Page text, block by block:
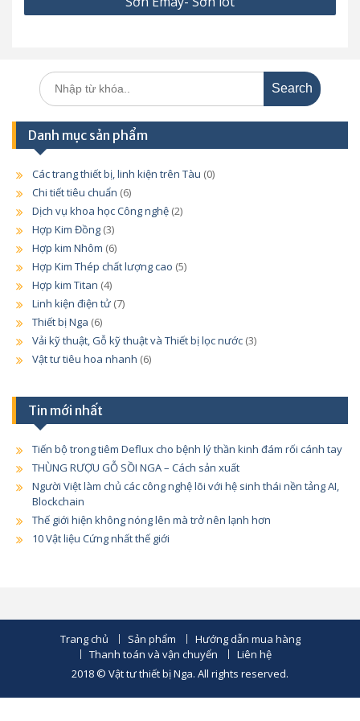
Search
for:
Danh mục sản phẩm
Các trang thiết bị, linh kiện trên Tàu (0)
Chi tiết tiêu chuẩn (6)
Dịch vụ khoa học Công nghệ (2)
Hợp Kim Đồng (3)
Hợp kim Nhôm (6)
Hợp Kim Thép chất lượng cao (5)
Hợp kim Titan (4)
Linh kiện điện tử (7)
Thiết bị Nga (6)
Vải kỹ thuật, Gỗ kỹ thuật và Thiết bị lọc nước (3)
Vật tư tiêu hoa nhanh (6)
Tin mới nhất
Tiến bộ trong tiêm Deflux cho bệnh lý thần kinh đám rối cánh tay
THÙNG RƯỢU GỖ SỒI NGA – Cách sản xuất
Người Việt làm chủ các công nghệ lõi với hệ sinh thái nền tảng AI,
Blockchain
Thế giới hiện không nóng lên mà trở nên lạnh hơn
10 Vật liệu Cứng nhất thế giới
Trang chủ Sản phẩm
Hướng dẫn mua hàng
Thanh toán và vận chuyển
Liên hệ
2018 © Vật tư thiết bị Nga. All rights reserved.